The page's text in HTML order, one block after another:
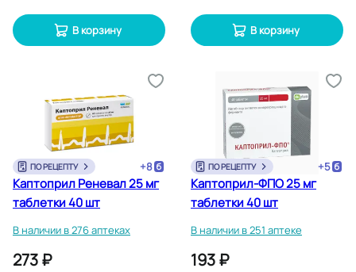
В корзину В корзину
ПО РЕЦЕПТУ +8
Каптоприл Реневал 25 мг
таблетки 40 шт
В наличии в 276 аптеках
273 ₽
ПО РЕЦЕПТУ +5
Каптоприл-ФПО 25 мг
таблетки 40 шт
В наличии в 251 аптеке
193 ₽